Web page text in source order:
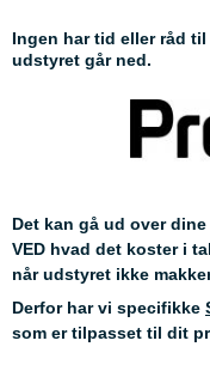
Ingen har tid eller råd
udstyret går ned.
Det kan gå ud over
VED hvad det koster i
når udstyret ikke
Derfor har vi specifikke
som er tilpasset til dit